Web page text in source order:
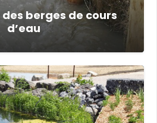
berges de cours
d’eau